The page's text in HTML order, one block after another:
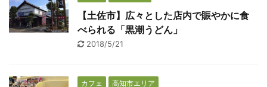
【土佐市】広々とした店内で賑やかに食
べられる「黒潮うどん」
2018/5/21
カフェ 高知市エリア